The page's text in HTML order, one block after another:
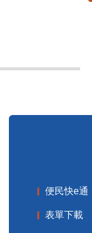
便民快e通
表單下載